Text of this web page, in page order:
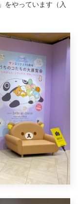
をやっています（入